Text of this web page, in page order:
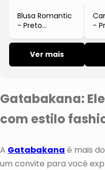
Top
Blusa Romantic
- Preto
Ver mais
-
Gatabakana:
com estilo
A Gatabakana é mais
um convite para você